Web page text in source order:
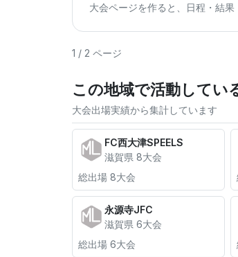
大会ページを作ると、日程・結果
1 / 2 ページ
この地域で活動してい
大会出場実績から集計しています
FC西大津SPEELS
滋賀県 8大会
総出場 8大会
永源寺JFC
滋賀県 6大会
総出場 6大会